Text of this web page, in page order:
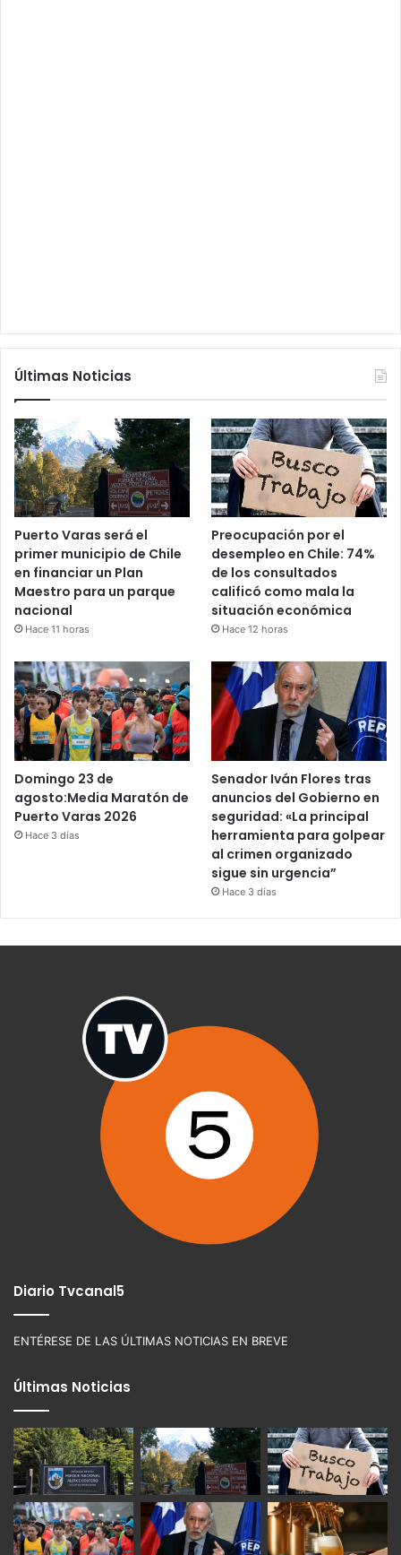
Últimas Noticias
Puerto Varas será el
primer municipio de Chile
en financiar un Plan
Maestro para un parque
nacional
Hace 11 horas
Preocupación por el
desempleo en Chile: 74%
de los consultados
calificó como mala la
situación económica
Hace 12 horas
Domingo 23 de
agosto:Media Maratón de
Puerto Varas 2026
Hace 3 días
Senador Iván Flores tras
anuncios del Gobierno en
seguridad: «La principal
herramienta para golpear
al crimen organizado
sigue sin urgencia”
Hace 3 días
Diario Tvcanal5
ENTÉRESE DE LAS ÚLTIMAS NOTICIAS EN BREVE
Últimas Noticias